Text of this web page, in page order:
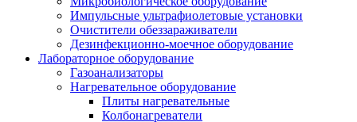
Импульсные ультрафиолетовые установки
Очистители обеззараживатели
Дезинфекционно-моечное оборудование
Лабораторное оборудование
Газоанализаторы
Нагревательное оборудование
Плиты нагревательные
Колбонагреватели